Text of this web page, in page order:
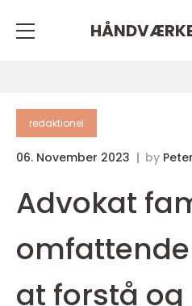
redaktionel
06. November 2023 by
Advokat
at forstå